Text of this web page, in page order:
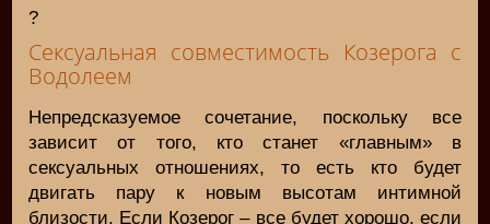
?
Сексуальная совместимость Козерога с
Водолеем
Непредсказуемое сочетание, поскольку все
зависит от того, кто станет «главным» в
сексуальных отношениях, то есть кто будет
двигать пару к новым высотам интимной
близости. Если Козерог – все будет хорошо, если